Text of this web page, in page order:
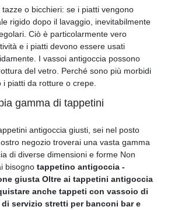
o bicchieri: se i piatti vengono
rigido dopo il lavaggio, inevitabilmente
Ciò è particolarmente vero
e i piatti devono essere usati
I vassoi antigoccia possono
del vetro. Perché sono più morbidi
piatti da rotture o crepe.
gamma di tappetini
antigoccia giusti, sei nel posto
negozio troverai una vasta gamma
di diverse dimensioni e forme Non
bisogno tappetino antigoccia -
giusta Oltre ai tappetini antigoccia
anche tappeti con vassoio di
servizio stretti per banconi bar e